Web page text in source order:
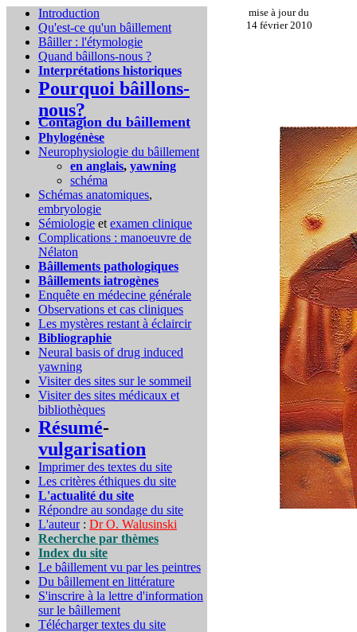
Introduction
Qu'est-ce qu'un bâillement
Bâiller : l'étymologie
Quand bâillons-nous ?
Interprétations historiques
Pourquoi bâillons-
nous?
Contagion du bâillement
Phylogénèse
Neurophysiologie du bâillement
en anglais, yawning
schéma
Schémas anatomiques,
embryologie
Sémiologie et examen clinique
Complications : manoeuvre de
Nélaton
Bâillements pathologiques
Bâillements iatrogènes
Enquête en médecine générale
Observations et cas cliniques
Les mystères restant à éclaircir
Bibliographie
Neural basis of drug induced
yawning
Visiter des sites sur le sommeil
Visiter des sites médicaux et
bibliothèques
Résumé-
vulgarisation
Imprimer des textes du site
Les critères éthiques du site
L'actualité du site
Répondre au sondage du site
L'auteur: Dr O. Walusinski
Recherche par thèmes
Index du site
Le bâillement vu par les peintres
Du bâillement en littérature
S'inscrire à la lettre d'information
sur le bâillement
Télécharger textes du site
mise à jour du
14 février 2010